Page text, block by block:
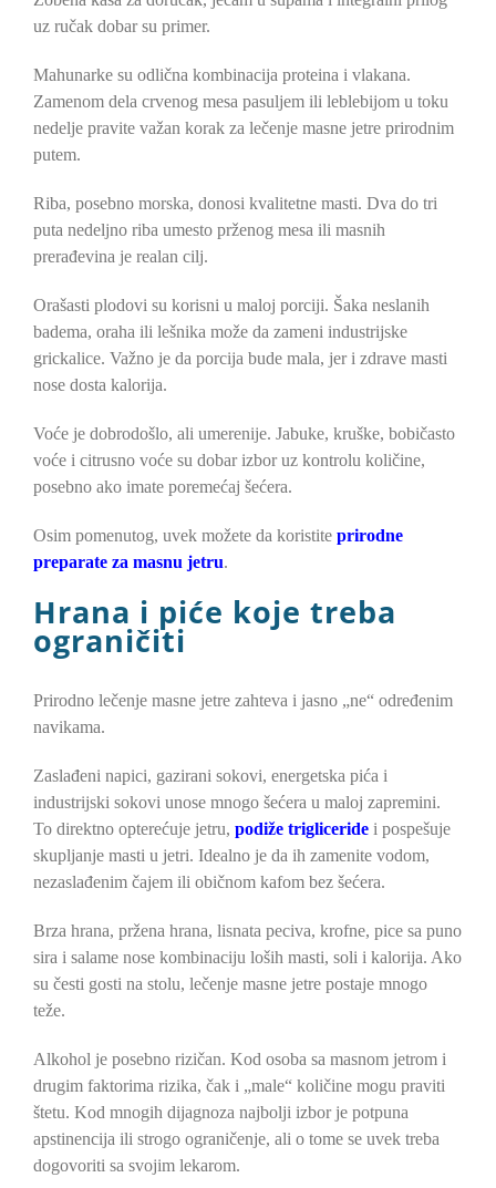
uz ručak dobar su primer.
Mahunarke su odlična kombinacija proteina i vlakana.
Zamenom dela crvenog mesa pasuljem ili leblebijom u toku
nedelje pravite važan korak za lečenje masne jetre prirodnim
putem.
Riba, posebno morska, donosi kvalitetne masti. Dva do tri
puta nedeljno riba umesto prženog mesa ili masnih
prerađevina je realan cilj.
Orašasti plodovi su korisni u maloj porciji. Šaka neslanih
badema, oraha ili lešnika može da zameni industrijske
grickalice. Važno je da porcija bude mala, jer i zdrave masti
nose dosta kalorija.
Voće je dobrodošlo, ali umerenije. Jabuke, kruške, bobičasto
voće i citrusno voće su dobar izbor uz kontrolu količine,
posebno ako imate poremećaj šećera.
Osim pomenutog, uvek možete da koristite prirodne
preparate za masnu jetru.
Hrana i piće koje treba
ograničiti
Prirodno lečenje masne jetre zahteva i jasno „ne“ određenim
navikama.
Zaslađeni napici, gazirani sokovi, energetska pića i
industrijski sokovi unose mnogo šećera u maloj zapremini.
To direktno opterećuje jetru, podiže trigliceride i pospešuje
skupljanje masti u jetri. Idealno je da ih zamenite vodom,
nezaslađenim čajem ili običnom kafom bez šećera.
Brza hrana, pržena hrana, lisnata peciva, krofne, pice sa puno
sira i salame nose kombinaciju loših masti, soli i kalorija. Ako
su česti gosti na stolu, lečenje masne jetre postaje mnogo
teže.
Alkohol je posebno rizičan. Kod osoba sa masnom jetrom i
drugim faktorima rizika, čak i „male“ količine mogu praviti
štetu. Kod mnogih dijagnoza najbolji izbor je potpuna
apstinencija ili strogo ograničenje, ali o tome se uvek treba
dogovoriti sa svojim lekarom.